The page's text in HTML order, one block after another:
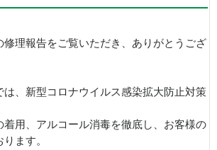
修理報告をご覧いただき、ありがとうござ
は、新型コロナウイルス感染拡大防止対策
着用、アルコール消毒を徹底し、お客様の
ます。